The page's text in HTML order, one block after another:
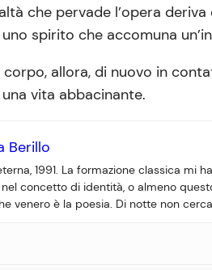
che pervade l’opera
spirito che accomuna
allora, di nuovo in
vita abbacinante.
Berillo
1991. La formazione classica mi
concetto di identità, o almeno
venero è la poesia. Di notte non